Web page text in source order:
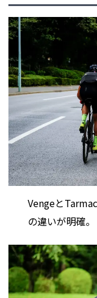
Vengeと
の違いが明確。